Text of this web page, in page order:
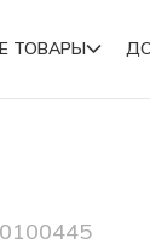
ТОВАРЫ